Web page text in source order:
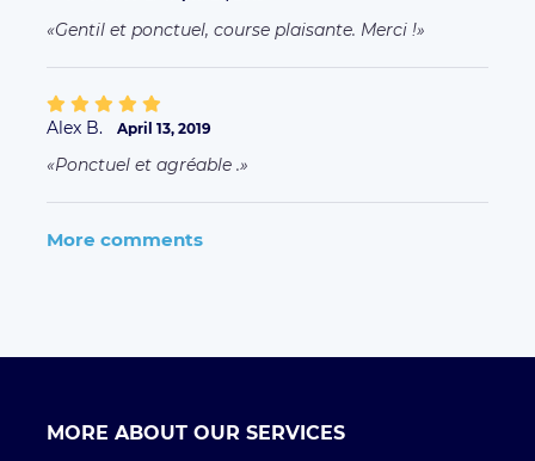
Gentil et ponctuel, course plaisante. Merci !
Alex B. April 13, 2019
Ponctuel et agréable .
More comments
MORE ABOUT OUR SERVICES